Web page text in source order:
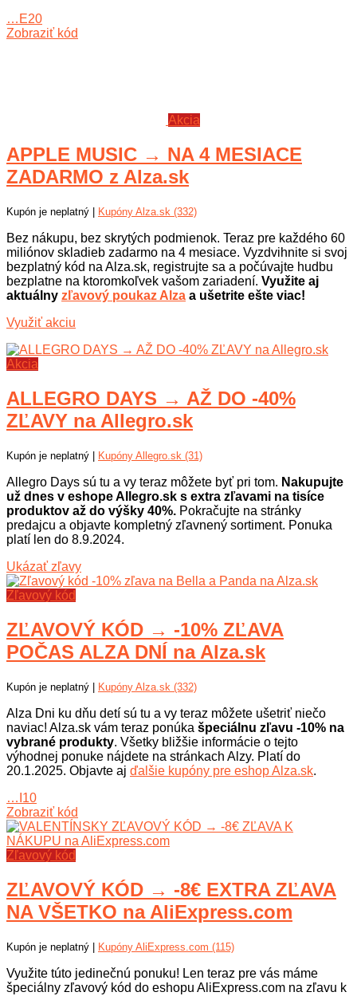
…E20
Zobraziť kód
Akcia
APPLE MUSIC → NA 4 MESIACE
ZADARMO z Alza.sk
Kupón je neplatný | Kupóny Alza.sk (332)
Bez nákupu, bez skrytých podmienok. Teraz pre každého 60
miliónov skladieb zadarmo na 4 mesiace. Vyzdvihnite si svoj
bezplatný kód na Alza.sk, registrujte sa a počúvajte hudbu
bezplatne na ktoromkoľvek vašom zariadení. Využite aj
aktuálny zľavový poukaz Alza a ušetrite ešte viac!
Využiť akciu
Akcia
ALLEGRO DAYS → AŽ DO -40%
ZĽAVY na Allegro.sk
Kupón je neplatný | Kupóny Allegro.sk (31)
Allegro Days sú tu a vy teraz môžete byť pri tom. Nakupujte
už dnes v eshope Allegro.sk s extra zľavami na tisíce
produktov až do výšky 40%. Pokračujte na stránky
predajcu a objavte kompletný zľavnený sortiment. Ponuka
platí len do 8.9.2024.
Ukázať zľavy
Zľavový kód
ZĽAVOVÝ KÓD → -10% ZĽAVA
POČAS ALZA DNÍ na Alza.sk
Kupón je neplatný | Kupóny Alza.sk (332)
Alza Dni ku dňu detí sú tu a vy teraz môžete ušetriť niečo
naviac! Alza.sk vám teraz ponúka špeciálnu zľavu -10% na
vybrané produkty. Všetky bližšie informácie o tejto
výhodnej ponuke nájdete na stránkach Alzy. Platí do
20.1.2025. Objavte aj ďalšie kupóny pre eshop Alza.sk.
…I10
Zobraziť kód
Zľavový kód
ZĽAVOVÝ KÓD → -8€ EXTRA ZĽAVA
NA VŠETKO na AliExpress.com
Kupón je neplatný | Kupóny AliExpress.com (115)
Využite túto jedinečnú ponuku! Len teraz pre vás máme
špeciálny zľavový kód do eshopu AliExpress.com na zľavu k